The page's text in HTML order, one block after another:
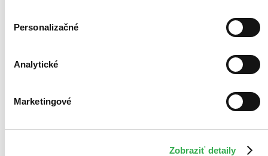
Personalizačné
Analytické
Marketingové
Zobraziť detaily